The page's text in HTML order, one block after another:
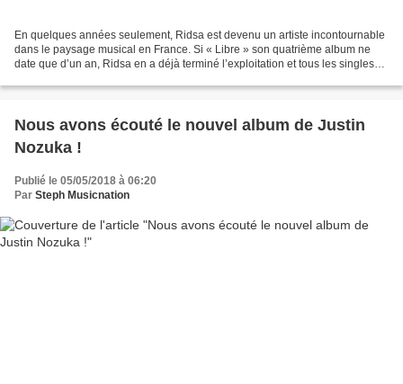
En quelques années seulement, Ridsa est devenu un artiste incontournable
dans le paysage musical en France. Si « Libre » son quatrième album ne
date que d’un an, Ridsa en a déjà terminé l’exploitation et tous les singles
Nous avons écouté le nouvel album de Justin
Nozuka !
Publié le 05/05/2018 à 06:20
Par Steph Musicnation